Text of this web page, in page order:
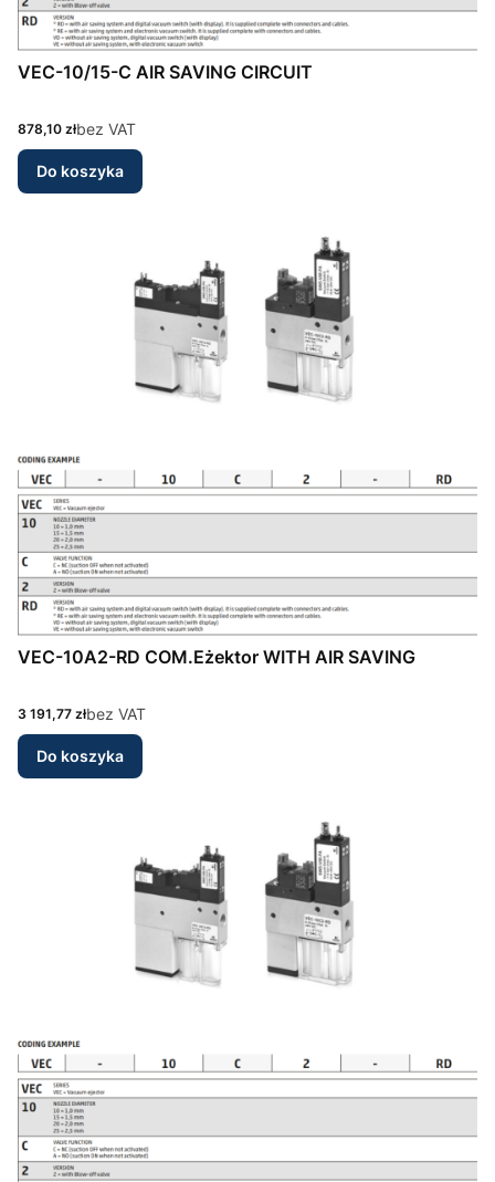
VEC-10/15-C AIR SAVING CIRCUIT
Cena
878,10 złbez VAT
Do koszyka
VEC-10A2-RD COM.Eżektor WITH AIR SAVING
Cena
3 191,77 złbez VAT
Do koszyka